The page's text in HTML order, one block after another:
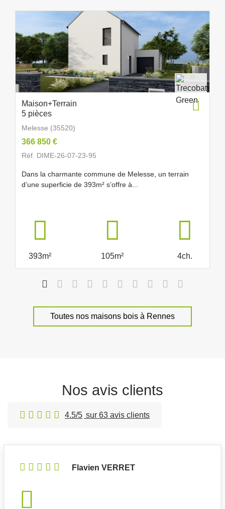
Maison+Terrain
5 pièces
Melesse (35520)
366 850 €
Réf. DIME-26-07-23-95
Dans la charmante commune de Melesse, un terrain
d’une superficie de 393m² s’offre à...
393m² 105m² 4ch.
Toutes nos maisons bois à Rennes
Nos avis clients
4.5/5 sur 63 avis clients
Flavien VERRET